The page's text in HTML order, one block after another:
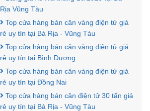
Rịa Vũng Tàu
Top cửa hàng bán cân vàng điện tử giá
rẻ uy tín tại Bà Rịa - Vũng Tàu
Top cửa hàng bán cân vàng điện tử giá
rẻ uy tín tại Bình Dương
Top cửa hàng bán cân vàng điện tử giá
rẻ uy tín tại Đồng Nai
Top cửa hàng bán cân điện tử 30 tấn giá
rẻ uy tín tại Bà Rịa - Vũng Tàu